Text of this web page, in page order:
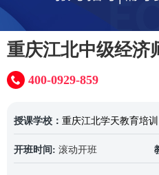
重庆江北中级经济
400-0929-859
授课学校： 重庆江北学天教育培训
开班时间: 滚动开班